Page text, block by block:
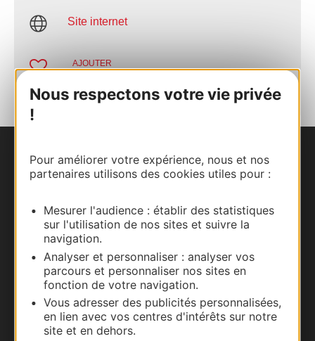
Nous respectons votre vie privée
!
Pour améliorer votre expérience, nous et nos
partenaires utilisons des cookies utiles pour :
Mesurer l'audience : établir des statistiques
sur l'utilisation de nos sites et suivre la
navigation.
Analyser et personnaliser : analyser vos
parcours et personnaliser nos sites en
fonction de votre navigation.
Vous adresser des publicités personnalisées,
en lien avec vos centres d'intérêts sur notre
site et en dehors.
Site internet
AJOUTER
AU CARNET
Nous contacter
Documentation